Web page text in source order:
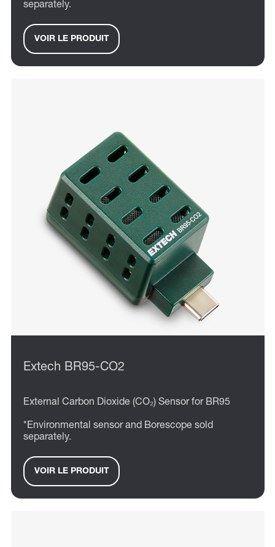
separately.
VOIR LE PRODUIT
Extech BR95-CO2
External Carbon Dioxide (CO₂) Sensor for BR95
*Environmental sensor and Borescope sold
separately.
VOIR LE PRODUIT